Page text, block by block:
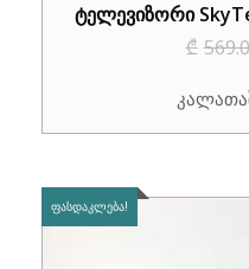
ტელევიზორი
₾
ᲤᲐᲡᲓᲐᲙᲚᲔᲑᲐ!